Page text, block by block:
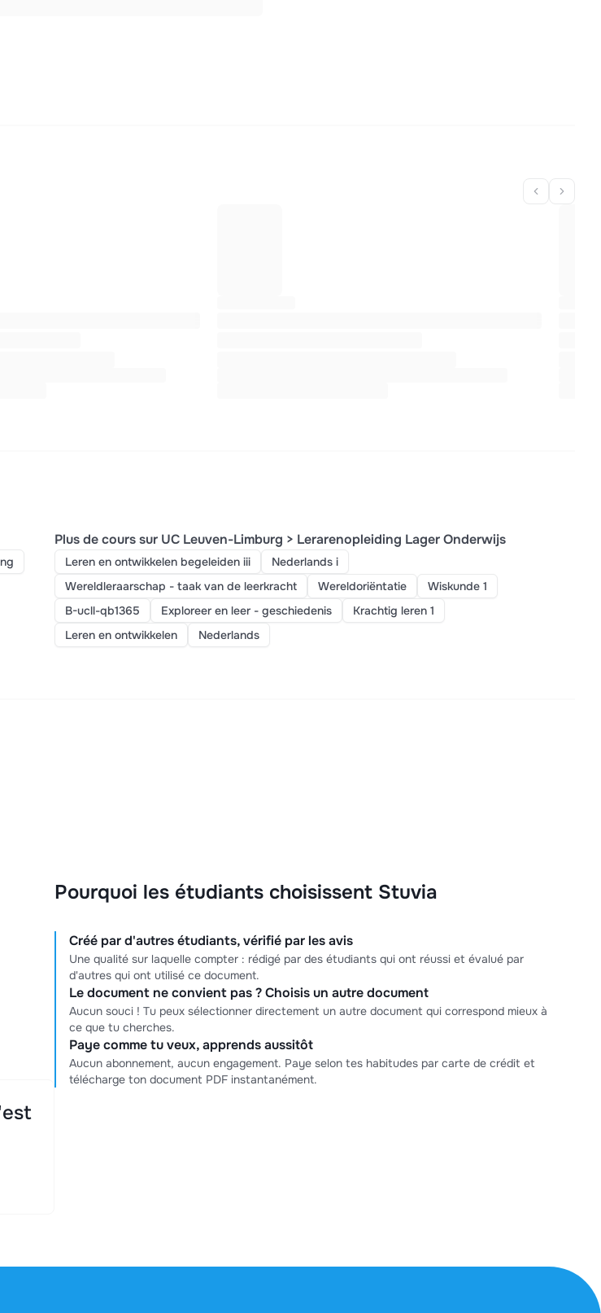
Plus de cours sur UC Leuven-Limburg > Lerarenopleiding Lager Onderwijs
Leren en ontwikkelen begeleiden iii
Nederlands i
Wereldleraarschap - taak van de leerkracht
Wereldoriëntatie
Wiskunde 1
B-ucll-qb1365
Exploreer en leer - geschiedenis
Krachtig leren 1
Leren en ontwikkelen
Nederlands
Pourquoi les étudiants choisissent Stuvia
Créé par d'autres étudiants, vérifié par les avis
Une qualité sur laquelle compter : rédigé par des étudiants qui ont réussi et évalué par
d'autres qui ont utilisé ce document.
Le document ne convient pas ? Choisis un autre document
Aucun souci ! Tu peux sélectionner directement un autre document qui correspond mieux à
ce que tu cherches.
Paye comme tu veux, apprends aussitôt
Aucun abonnement, aucun engagement. Paye selon tes habitudes par carte de crédit et
télécharge ton document PDF instantanément.